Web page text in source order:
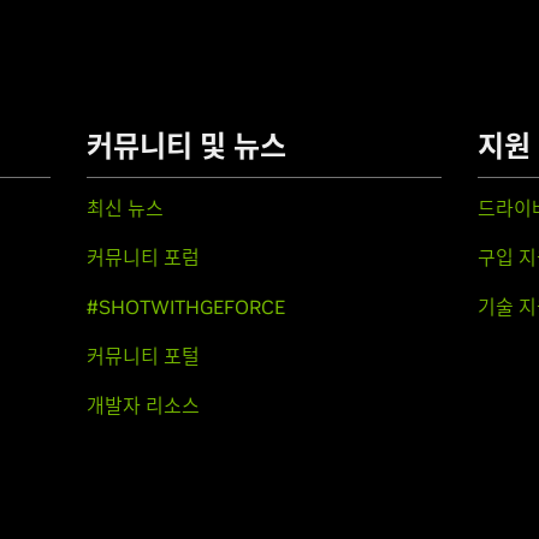
커뮤니티 및 뉴스
최신 뉴스
커뮤니티 포럼
#SHOTWITHGEFORCE
커뮤니티 포털
개발자 리소스
지원
드라이
구입
기술